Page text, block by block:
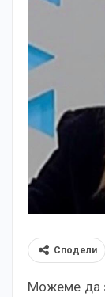
Сподели
Можеме да